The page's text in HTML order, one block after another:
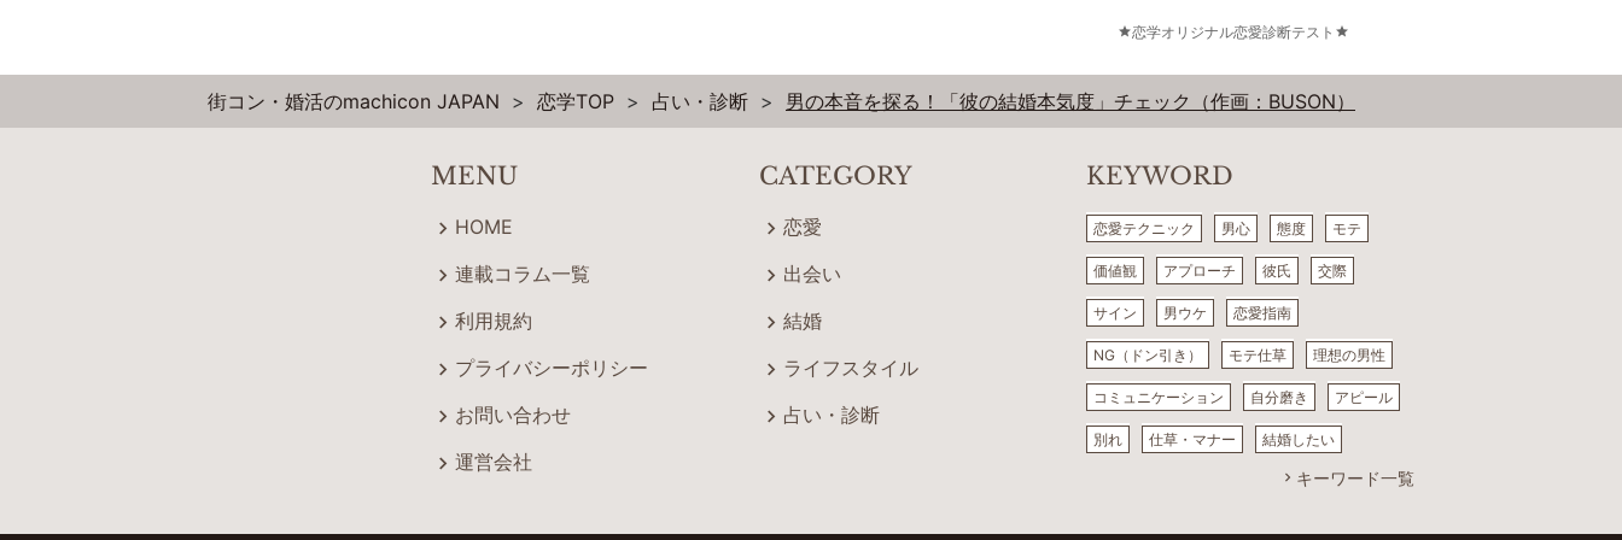
恋学オリジナル恋愛診断テスト
街コン・婚活のmachicon JAPAN 恋学TOP 占い・診断 男の本音を探る！「彼の結婚本気度」チェック（作画：BUSON）
MENU
HOME
連載コラム一覧
利用規約
プライバシーポリシー
お問い合わせ
運営会社
CATEGORY
恋愛
出会い
結婚
ライフスタイル
占い・診断
KEYWORD
恋愛テクニック 男心 態度 モテ
価値観 アプローチ 彼氏 交際
サイン 男ウケ 恋愛指南
NG（ドン引き） モテ仕草 理想の男性
コミュニケーション 自分磨き アピール
別れ 仕草・マナー 結婚したい
キーワード一覧